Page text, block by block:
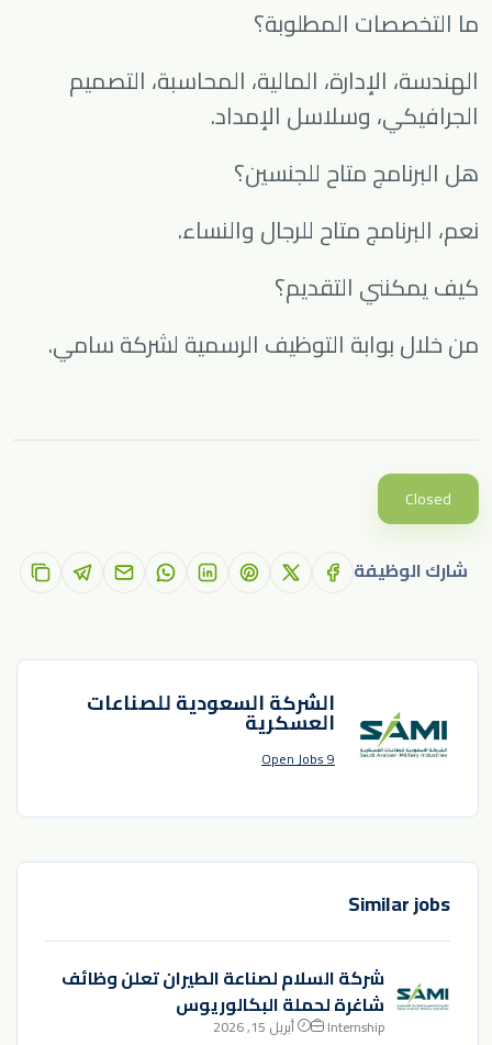
ما التخصصات المطلوبة؟
الهندسة، الإدارة، المالية، المحاسبة، التصميم
الجرافيكي، وسلاسل الإمداد.
هل البرنامج متاح للجنسين؟
نعم، البرنامج متاح للرجال والنساء.
كيف يمكنني التقديم؟
من خلال بوابة التوظيف الرسمية لشركة سامي.
Closed
شارك الوظيفة
الشركة السعودية للصناعات
العسكرية
9 Open Jobs
Similar jobs
شركة السلام لصناعة الطيران تعلن وظائف
شاغرة لحملة البكالوريوس
Internship أبريل 15, 2026